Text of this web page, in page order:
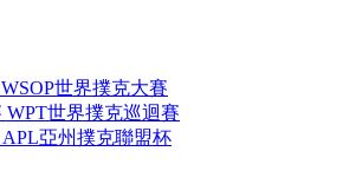
WSOP世界撲克大賽
WPT世界撲克巡迴賽
APL亞州撲克聯盟杯